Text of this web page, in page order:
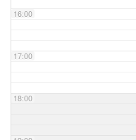
16:00
17:00
18:00